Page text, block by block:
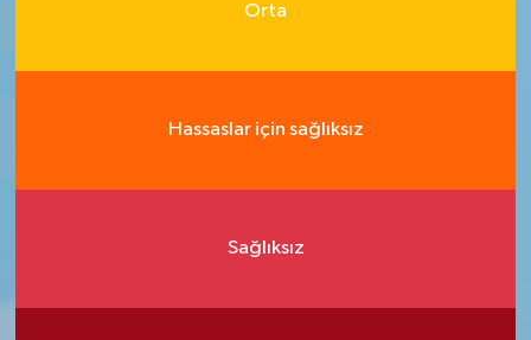
Orta
Hassaslar için sağlıksız
Sağlıksız